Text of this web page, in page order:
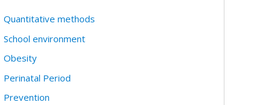
Quantitative methods
School environment
Obesity
Perinatal Period
Prevention